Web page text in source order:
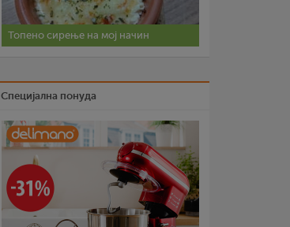
Топено сирење на мој начин
Специјална понуда